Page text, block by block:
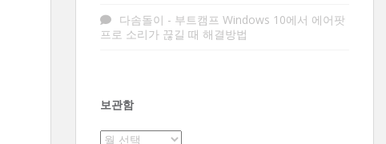
다솜돌이 - 부트캠프 Windows 10에서 에어팟
프로 소리가 끊길 때 해결방법
보관함
보